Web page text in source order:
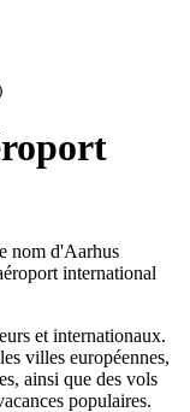
nom d'Aarhus
international
et internationaux.
villes européennes,
ainsi que des vols
populaires.